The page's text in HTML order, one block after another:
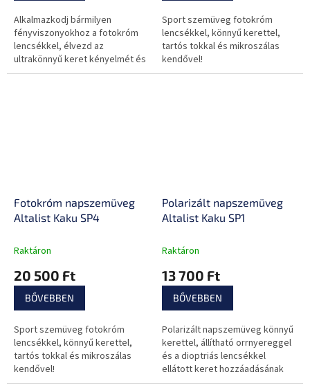
Alkalmazkodj bármilyen
fényviszonyokhoz a fotokróm
lencsékkel, élvezd az
ultrakönnyű keret kényelmét és
a maximális UV 400 védelmet.
Sport szemüveg fotokróm
lencsékkel, könnyű kerettel,
tartós tokkal és mikroszálas
kendővel!
Fotokróm napszemüveg
Altalist Kaku SP4
Raktáron
20 500 Ft
BŐVEBBEN
Sport szemüveg fotokróm
lencsékkel, könnyű kerettel,
tartós tokkal és mikroszálas
kendővel!
Polarizált napszemüveg
Altalist Kaku SP1
Raktáron
13 700 Ft
BŐVEBBEN
Polarizált napszemüveg könnyű
kerettel, állítható orrnyereggel
és a dioptriás lencsékkel
ellátott keret hozzáadásának
lehetőségével!